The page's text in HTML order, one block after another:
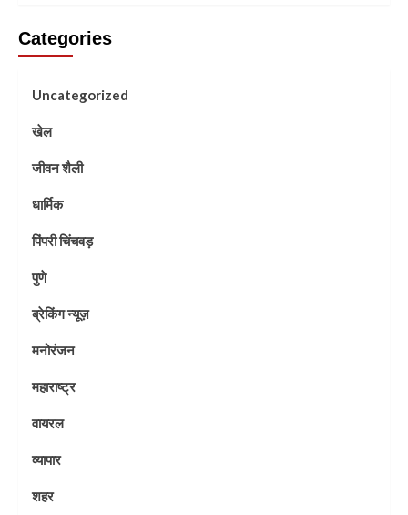
Categories
Uncategorized
खेल
जीवन शैली
धार्मिक
पिंपरी चिंचवड़
पुणे
ब्रेकिंग न्यूज़
मनोरंजन
महाराष्ट्र
वायरल
व्यापार
शहर